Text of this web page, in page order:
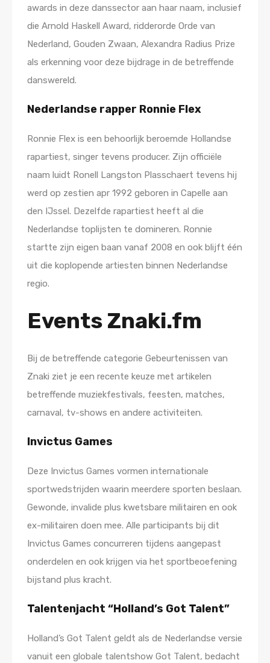
awards in deze danssector aan haar naam, inclusief
die Arnold Haskell Award, ridderorde Orde van
Nederland, Gouden Zwaan, Alexandra Radius Prize
als erkenning voor deze bijdrage in de betreffende
danswereld.
Nederlandse rapper Ronnie Flex
Ronnie Flex is een behoorlijk beroemde Hollandse
rapartiest, singer tevens producer. Zijn officiële
naam luidt Ronell Langston Plasschaert tevens hij
werd op zestien apr 1992 geboren in Capelle aan
den IJssel. Dezelfde rapartiest heeft al die
Nederlandse toplijsten te domineren. Ronnie
startte zijn eigen baan vanaf 2008 en ook blijft één
uit die koplopende artiesten binnen Nederlandse
regio.
Events Znaki.fm
Bij de betreffende categorie Gebeurtenissen van
Znaki ziet je een recente keuze met artikelen
betreffende muziekfestivals, feesten, matches,
carnaval, tv-shows en andere activiteiten.
Invictus Games
Deze Invictus Games vormen internationale
sportwedstrijden waarin meerdere sporten beslaan.
Gewonde, invalide plus kwetsbare militairen en ook
ex-militairen doen mee. Alle participants bij dit
Invictus Games concurreren tijdens aangepast
onderdelen en ook krijgen via het sportbeoefening
bijstand plus kracht.
Talentenjacht “Holland’s Got Talent”
Holland’s Got Talent geldt als de Nederlandse versie
vanuit een globale talentshow Got Talent, bedacht